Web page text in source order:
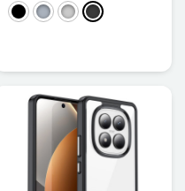
PretoCinzentoTransparente
Cinzento escuro